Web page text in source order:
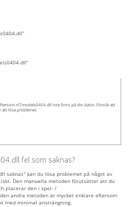
nl7models0404.dll inte finns på din dator. Försök att
att lösa problemet.
fel som saknas?
saknas" kan du lösa problemet på något av
Den manuella metoden förutsätter att du
placerar den i spel- /
andra metoden är mycket enklare eftersom
med minimal ansträngning.